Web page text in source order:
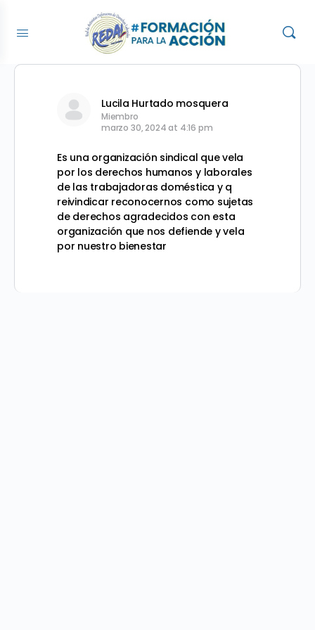
Lucila Hurtado mosquera
Miembro
marzo 30, 2024 at 4:16 pm
Es una organización sindical que vela
por los derechos humanos y laborales
de las trabajadoras doméstica y q
reivindicar reconocernos como sujetas
de derechos agradecidos con esta
organización que nos defiende y vela
por nuestro bienestar